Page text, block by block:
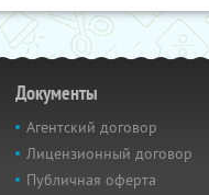
Документы
Агентский договор
Лицензионный договор
Публичная оферта